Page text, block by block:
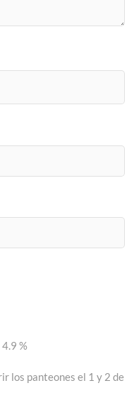
%
los panteones el 1 y 2 de